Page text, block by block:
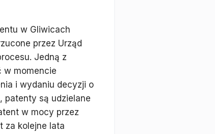
w Gliwicach
przez Urząd
Jedną z
w momencie
i wydaniu decyzji o
patenty są udzielane
w mocy przez
za kolejne lata